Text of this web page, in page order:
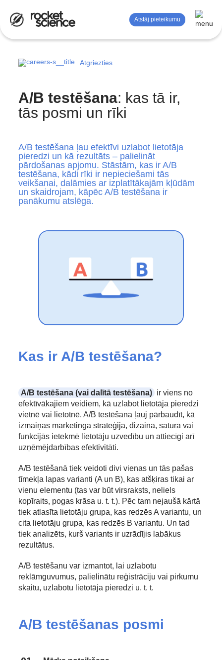
Atstāj pieteikumu
Mērījumi un analīze
SEO
Zīmola stratēģija
Dizaina pakalpojumi
Atgriezties
A/B testēšana: kas tā ir,
tās posmi un rīki
A/B testēšana ļau efektīvi uzlabot lietotāja
pieredzi un kā rezultāts – palielināt
pārdošanas apjomu. Stāstām, kas ir A/B
testēšana, kādi rīki ir nepieciešami tās
veikšanai, dalāmies ar izplatītākajām kļūdām
un skaidrojam, kāpēc A/B testēšana ir
panākumu atslēga.
Kas ir A/B testēšana?
A/B testēšana (vai dalītā testēšana) ir viens no
efektīvākajiem veidiem, kā uzlabot lietotāja pieredzi
vietnē vai lietotnē. A/B testēšana ļauj pārbaudīt, kā
izmaiņas mārketinga stratēģijā, dizainā, saturā vai
funkcijās ietekmē lietotāju uzvedību un attiecīgi arī
uzņēmējdarbības efektivitāti.
A/B testēšanā tiek veidoti divi vienas un tās pašas
tīmekļa lapas varianti (A un B), kas atšķiras tikai ar
vienu elementu (tas var būt virsraksts, neliels
kopīraits, pogas krāsa u. t. t.). Pēc tam nejaušā kārtā
tiek atlasīta lietotāju grupa, kas redzēs A variantu, un
cita lietotāju grupa, kas redzēs B variantu. Un tad
tiek analizēts, kurš variants ir uzrādījis labākus
rezultātus.
A/B testēšanu var izmantot, lai uzlabotu
reklāmguvumus, palielinātu reģistrāciju vai pirkumu
skaitu, uzlabotu lietotāja pieredzi u. t. t.
A/B testēšanas posmi